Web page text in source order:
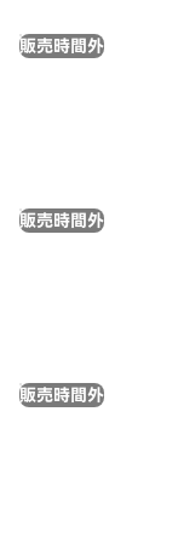
販売時間外
販売時間外
販売時間外